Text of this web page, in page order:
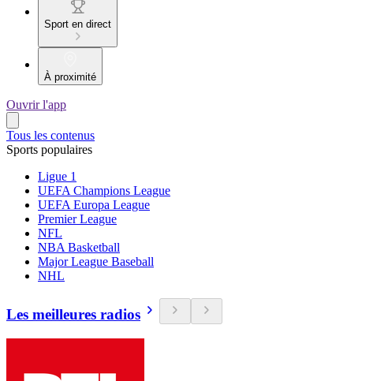
Sport en direct
À proximité
Ouvrir l'app
Tous les contenus
Sports populaires
Ligue 1
UEFA Champions League
UEFA Europa League
Premier League
NFL
NBA Basketball
Major League Baseball
NHL
Les meilleures radios